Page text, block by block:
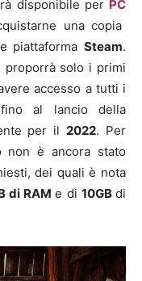
disponibile per PC
una copia
piattaforma Steam.
proporrà solo i primi
accesso a tutti i
fino al lancio della
per il2022. Per
non è ancora stato
dei quali è nota
di RAMe di 10GB di